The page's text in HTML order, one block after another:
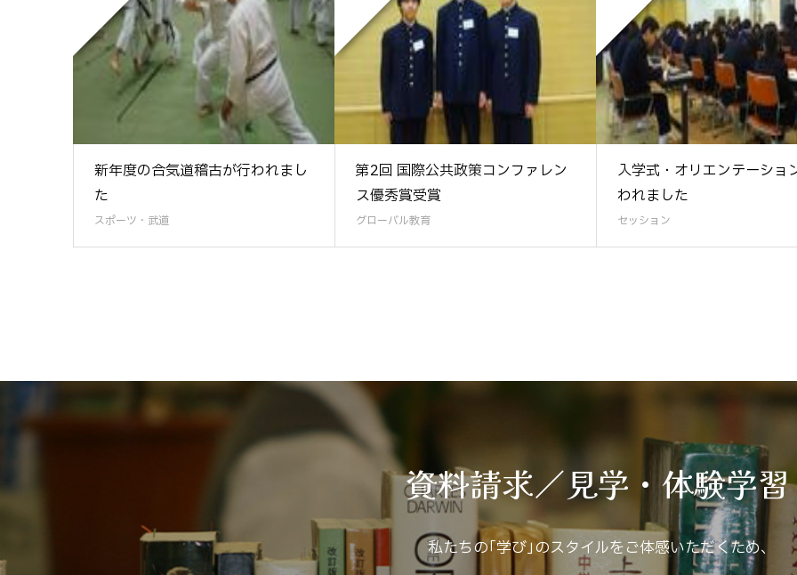
新年度の合気道稽古が行われまし
た
スポーツ・武道
第2回 国際公共政策コンファレン
ス優秀賞受賞
グローバル教育
入学式・オリエンテーショ
われました
セッション
資料請求／見学・体験学習
私たちの｢学び｣のスタイルをご体感いただくため､